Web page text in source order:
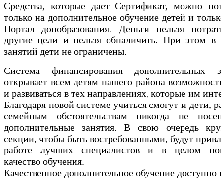
Средства, которые дает Сертификат, можно
только на дополнительное обучение детей и
Портал допобразования. Деньги нельзя
другие цели и нельзя обналичить. При этом в
занятий дети не ограничены.
Система финансирования дополнительных
открывает всем детям нашего района
и развиваться в тех направлениях, которые им
Благодаря новой системе учиться смогут и дети,
семейным обстоятельствам никогда не
дополнительные занятия. В свою очередь
секции, чтобы быть востребованными, будут
работе лучших специалистов и в целом
качество обучения.
Качественное дополнительное обучение доступно